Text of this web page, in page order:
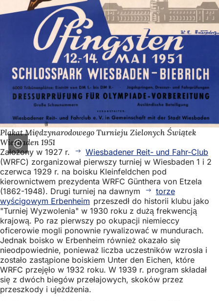
Plakat Międzynarodowego Turnieju Zielonych Świątek
Wiesbaden 1951
Założony w 1927 r.
Wiesbadener Reit- und Fahr-Club
(WRFC) zorganizował pierwszy turniej w Wiesbaden 1 i 2
czerwca 1929 r. na boisku Kleinfeldchen pod
kierownictwem prezydenta WRFC Günthera von Etzela
(1862-1948). Drugi turniej na dawnym
torze
wyścigowym Erbenheim przeszedł do historii klubu jako
"Turniej Wyzwolenia" w 1930 roku z dużą frekwencją
krajową. Po raz pierwszy po okupacji niemieccy
oficerowie mogli ponownie rywalizować w mundurach.
Jednak boisko w Erbenheim również okazało się
nieodpowiednie, ponieważ liczba uczestników wzrosła i
zostało zastąpione boiskiem Unter den Eichen, które
WRFC przejęło w 1932 roku. W 1939 r. program składał
się z dwóch biegów przełajowych, skoków przez
przeszkody i ujeżdżenia.